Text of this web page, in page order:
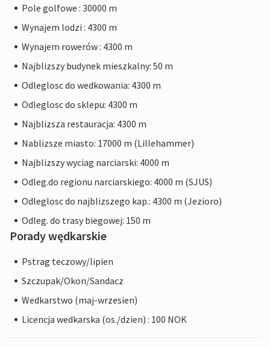
Pole golfowe : 30000 m
Wynajem lodzi : 4300 m
Wynajem rowerów : 4300 m
Najblizszy budynek mieszkalny: 50 m
Odleglosc do wedkowania: 4300 m
Odleglosc do sklepu: 4300 m
Najblizsza restauracja: 4300 m
Nablizsze miasto: 17000 m (Lillehammer)
Najblizszy wyciag narciarski: 4000 m
Odleg.do regionu narciarskiego: 4000 m (SJUS)
Odleglosc do najblizszego kap.: 4300 m (Jezioro)
Odleg. do trasy biegowej: 150 m
Porady wędkarskie
Pstrag teczowy/lipien
Szczupak/Okon/Sandacz
Wedkarstwo (maj-wrzesien)
Licencja wedkarska (os./dzien) : 100 NOK